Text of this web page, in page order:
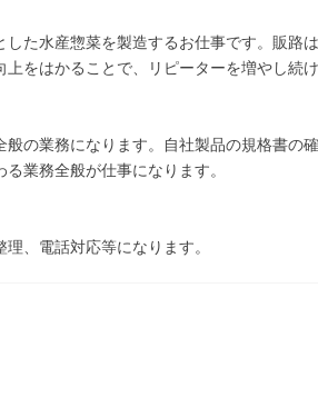
した水産惣菜を製造するお仕事です。販路
をはかることで、リピーターを増やし続
の業務になります。自社製品の規格書の
業務全般が仕事になります。
、電話対応等になります。